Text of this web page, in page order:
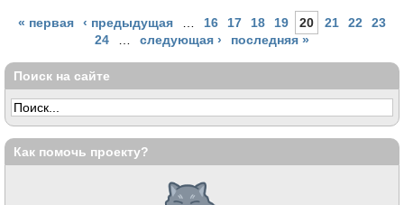
Страницы
« первая ‹ предыдущая 16 17 18 19 20 21 22
23
24
следующая › последняя »
Поиск на сайте
Как помочь проекту?